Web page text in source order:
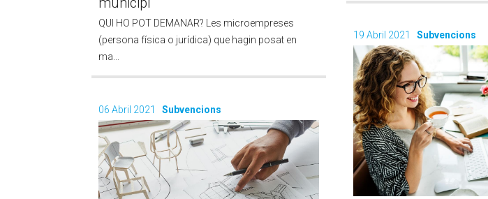
QUI HO POT DEMANAR? Les microempreses
(persona física o jurídica) que hagin posat en
ma...
19 Abril 2021 Subvencions
06 Abril 2021 Subvencions